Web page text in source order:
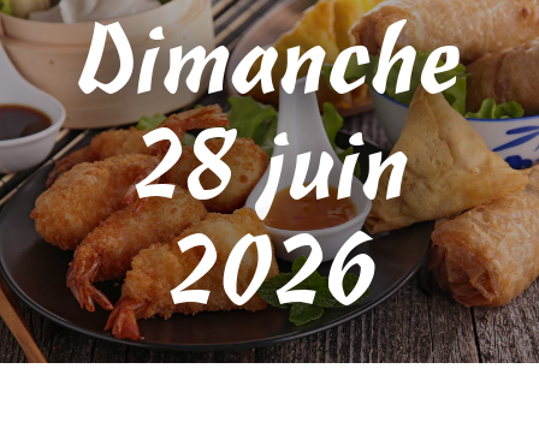
Dimanche
28 juin
2026